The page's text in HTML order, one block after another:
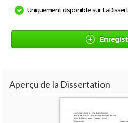
Uniquement disponible sur
Aperçu de la Dissertation